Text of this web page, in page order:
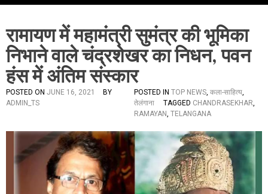
रामायण में महामंत्री सुमंत्र की भूमिका
निभाने वाले चंद्रशेखर का निधन, पवन
हंस में अंतिम संस्कार
POSTED ON JUNE 16, 2021
BY
ADMIN_TS
POSTED IN TOP NEWS, कला-साहित्य,
तेलंगाना
TAGGED CHANDRASEKHAR,
RAMAYAN, TELANGANA